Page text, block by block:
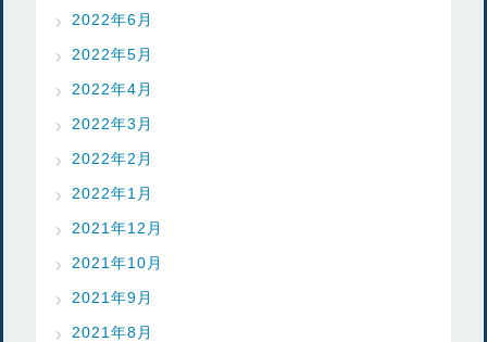
2022年6月
2022年5月
2022年4月
2022年3月
2022年2月
2022年1月
2021年12月
2021年10月
2021年9月
2021年8月